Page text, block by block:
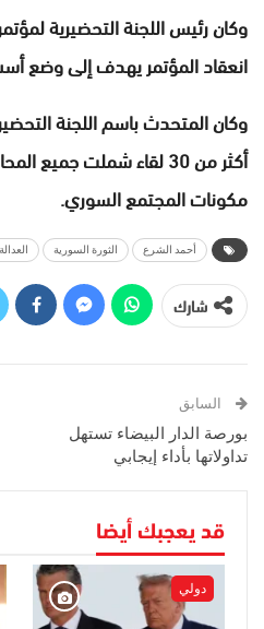
وكان رئيس اللجنة التحضيرية
انعقاد المؤتمر يهدف إلى وضع
وكان المتحدث باسم اللجنة
أكثر من 30 لقاء شملت
مكونات المجتمع السوري.
أحمد الشرع الثورة السورية
شارك
السابق
بورصة الدار البيضاء تستهل
تداولاتها بأداء إيجابي
قد يعجبك أيضا
دولي